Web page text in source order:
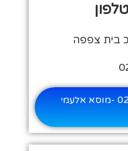
בית צפפה
לכל המידע על גן ילדים 02 -מוסא אלעמי